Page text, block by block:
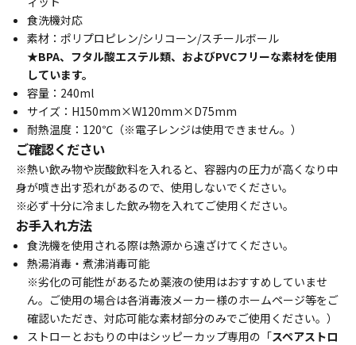
食洗機対応
素材：ポリプロピレン/シリコーン/スチールボール
★BPA、フタル酸エステル類、およびPVCフリーな素材を使用
しています。
容量：240ml
サイズ：H150mm×W120mm×D75mm
耐熱温度：120℃（※電子レンジは使用できません。）
ご確認ください
※熱い飲み物や炭酸飲料を入れると、容器内の圧力が高くなり中
身が噴き出す恐れがあるので、使用しないでください。
※必ず十分に冷ました飲み物を入れてご使用ください。
お手入れ方法
食洗機を使用される際は熱源から遠ざけてください。
熱湯消毒・煮沸消毒可能
※劣化の可能性があるため薬液の使用はおすすめしていませ
ん。ご使用の場合は各消毒液メーカー様のホームページ等をご
確認いただき、対応可能な素材部分のみでご使用ください。）
ストローとおもりの中はシッピーカップ専用の「スペアストロ